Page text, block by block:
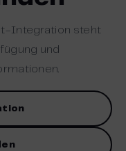
Integration steht
und